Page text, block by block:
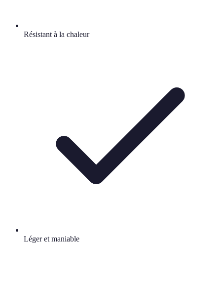
Résistant à la chaleur
Léger et maniable